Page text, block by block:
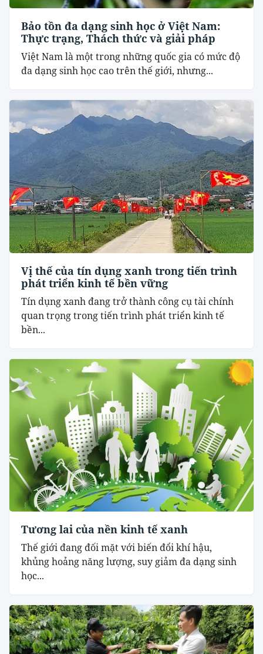
Bảo tồn đa dạng sinh học ở Việt Nam:
Thực trạng, Thách thức và giải pháp
Việt Nam là một trong những quốc gia có mức độ
đa dạng sinh học cao trên thế giới, nhưng...
Vị thế của tín dụng xanh trong tiến trình
phát triển kinh tế bền vững
Tín dụng xanh đang trở thành công cụ tài chính
quan trọng trong tiến trình phát triển kinh tế
bền...
Tương lai của nền kinh tế xanh
Thế giới đang đối mặt với biến đổi khí hậu,
khủng hoảng năng lượng, suy giảm đa dạng sinh
học...